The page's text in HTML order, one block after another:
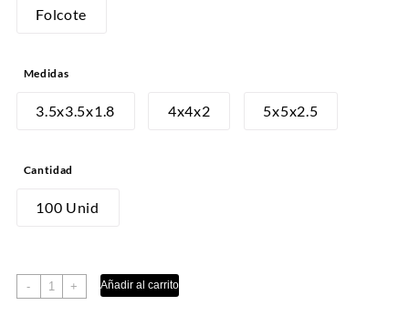
Folcote
Medidas
3.5x3.5x1.8 4x4x2 5x5x2.5
Cantidad
100 Unid
-
SEPARADOR
BOCADITOS
+ Añadir al carrito